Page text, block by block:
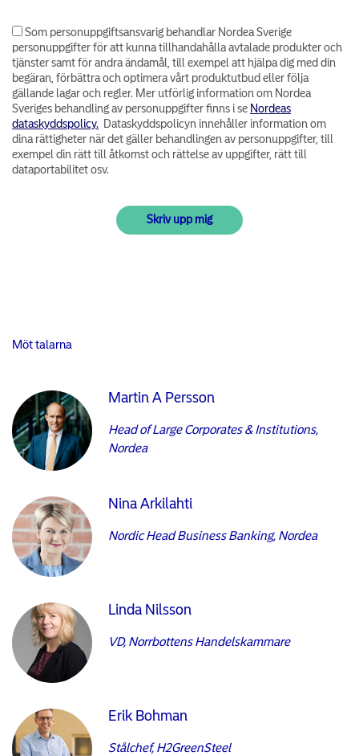
Som personuppgiftsansvarig behandlar Nordea Sverige
personuppgifter för att kunna tillhandahålla avtalade produkter och
tjänster samt för andra ändamål, till exempel att hjälpa dig med din
begäran, förbättra och optimera vårt produktutbud eller följa
gällande lagar och regler. Mer utförlig information om Nordea
Sveriges behandling av personuppgifter finns i se Nordeas
dataskyddspolicy. Dataskyddspolicyn innehåller information om
dina rättigheter när det gäller behandlingen av personuppgifter, till
exempel din rätt till åtkomst och rättelse av uppgifter, rätt till
dataportabilitet osv.
Möt talarna
Martin A Persson
Head of Large Corporates & Institutions,
Nordea
Nina Arkilahti
Nordic Head Business Banking, Nordea
Linda Nilsson
VD, Norrbottens Handelskammare
Erik Bohman
Stålchef, H2GreenSteel